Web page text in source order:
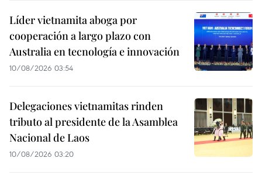
Líder vietnamita aboga por
cooperación a largo plazo con
Australia en tecnología e innovación
10/08/2026 03:54
Delegaciones vietnamitas rinden
tributo al presidente de la Asamblea
Nacional de Laos
10/08/2026 03:20